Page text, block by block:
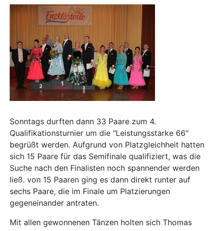
Sonntags durften dann 33 Paare zum 4.
Qualifikationsturnier um die "Leistungsstarke 66"
begrüßt werden. Aufgrund von Platzgleichheit hatten
sich 15 Paare für das Semifinale qualifiziert, was die
Suche nach den Finalisten noch spannender werden
ließ. von 15 Paaren ging es dann direkt runter auf
sechs Paare, die im Finale um Platzierungen
gegeneinander antraten.
Mit allen gewonnenen Tänzen holten sich Thomas